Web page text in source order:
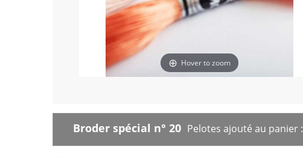
Hover to zoom
Broder spécial n° 20 Pelotes ajouté au panier :